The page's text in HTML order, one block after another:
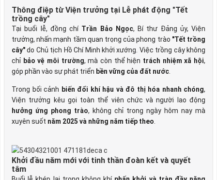
Thông điệp từ Viện trưởng tại Lễ phát động "Tết
trồng cây"
Tại buổi lễ, đồng chí Trần Bảo Ngọc, Bí thư Đảng ủy, Viện
trưởng, nhấn mạnh tầm quan trọng của phong trào "Tết trồng
cây"do Chủ tịch Hồ Chí Minh khởi xướng. Việc trồng cây không
chỉ bảo vệ môi trường, mà còn thể hiện trách nhiệm xã hội,
góp phần vào sự phát triển bền vững của đất nước
Trong bối cảnh biến đổi khí hậu và đô thị hóa nhanh chóng,
Viện trưởng kêu gọi toàn thể viên chức và người lao động
hưởng ứng phong trào, không chỉ trong ngày hôm nay mà
xuyên suốt năm 2025 và những năm tiếp theo
Khởi đầu năm mới với tinh thần đoàn kết và quyết
tâm